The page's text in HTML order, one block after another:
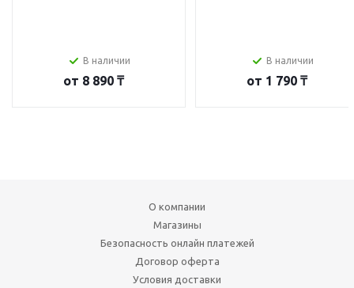
В наличии
от 8 890 ₸
В наличии
от 1 790 ₸
О компании
Магазины
Безопасность онлайн платежей
Договор оферта
Условия доставки